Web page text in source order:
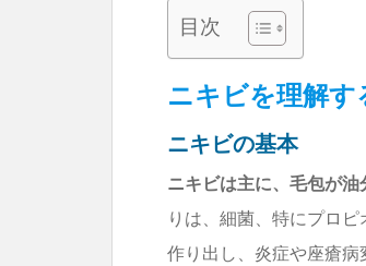
目次
ニキビを理解す
ニキビの基本
ニキビは主に、毛包が油
りは、細菌、特にプロ
作り出し、炎症や座瘡病